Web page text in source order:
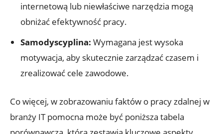
internetową lub niewłaściwe narzędzia mogą
obniżać⁤ efektywność pracy.
Samodyscyplina: Wymagana jest wysoka
motywacja, ​aby skutecznie zarządzać czasem i
zrealizować cele ⁣zawodowe.
Co więcej, w zobrazowaniu faktów o pracy zdalnej w
branży IT pomocna może być poniższa⁣ tabela